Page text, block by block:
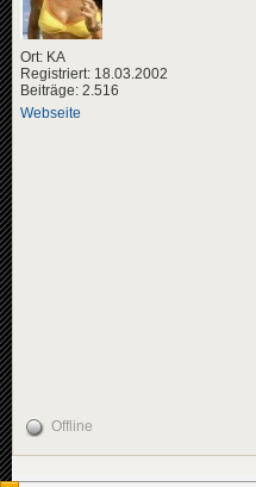
Ort: KA
Registriert: 18.03.2002
Beiträge: 2.516
Webseite
Offline